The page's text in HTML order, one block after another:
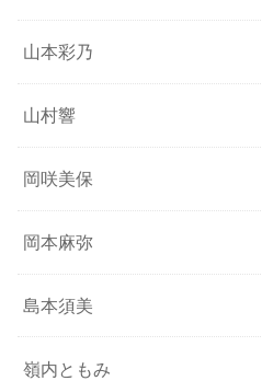
山本彩乃
山村響
岡咲美保
岡本麻弥
島本須美
嶺内ともみ